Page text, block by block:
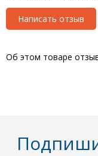
Написать отзыв
Об этом товаре